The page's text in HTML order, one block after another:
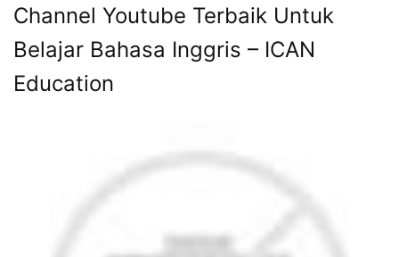
Channel Youtube Terbaik Untuk
Belajar Bahasa Inggris – ICAN
Education